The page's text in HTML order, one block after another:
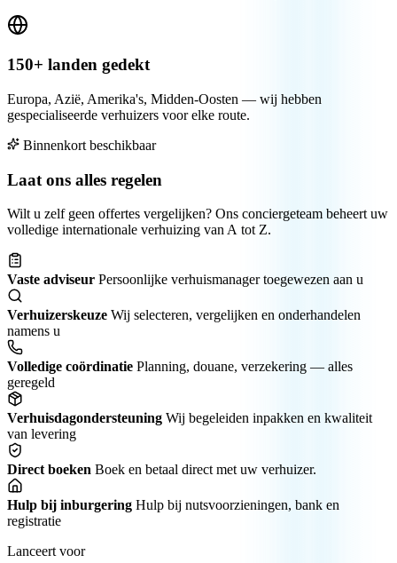
150+ landen gedekt
Europa, Azië, Amerika's, Midden-Oosten — wij hebben
gespecialiseerde verhuizers voor elke route.
Binnenkort beschikbaar
Laat ons alles regelen
Wilt u zelf geen offertes vergelijken? Ons conciergeteam beheert uw
volledige internationale verhuizing van A tot Z.
Vaste adviseur Persoonlijke verhuis­manager toegewezen aan u
Verhuizerskeuze Wij selecteren, vergelijken en onderhandelen
namens u
Volledige coördinatie Planning, douane, verzekering — alles
geregeld
Verhuisdagondersteuning Wij begeleiden inpakken en kwaliteit
van levering
Direct boeken Boek en betaal direct met uw verhuizer.
Hulp bij inburgering Hulp bij nutsvoorzieningen, bank en
registratie
Lanceert voor